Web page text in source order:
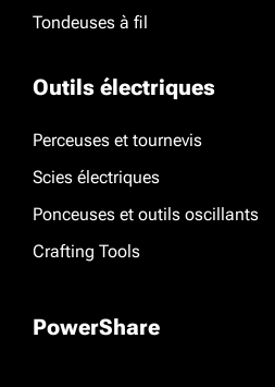
Tondeuses à fil
Outils électriques
Perceuses et tournevis
Scies électriques
Ponceuses et outils oscillants
Crafting Tools
PowerShare